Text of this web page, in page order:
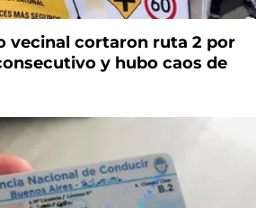
vecinal cortaron ruta 2 por
y hubo caos de